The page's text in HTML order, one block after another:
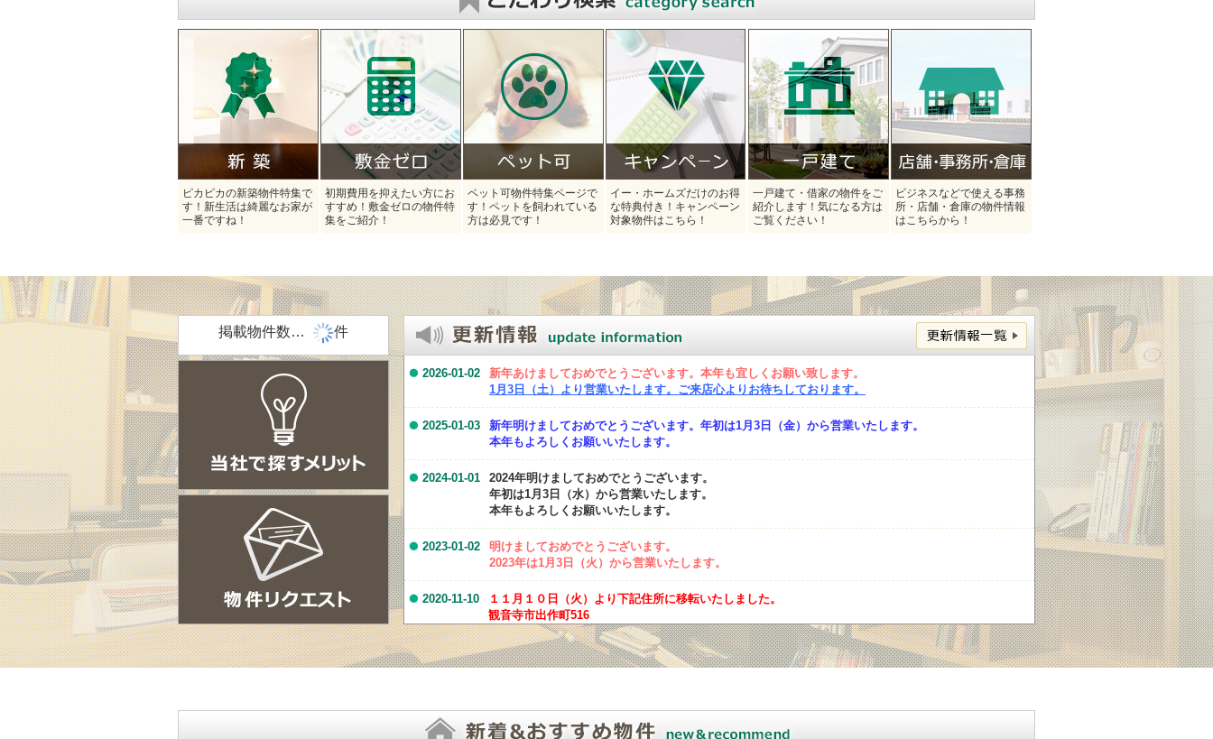
ピカピカの新築物件特集で
す！新生活は綺麗なお家が
一番ですね！
初期費用を抑えたい方にお
すすめ！敷金ゼロの物件特
集をご紹介！
ペット可物件特集ページで
す！ペットを飼われている
方は必見です！
イー・ホームズだけのお得
な特典付き！キャンペーン
対象物件はこちら！
一戸建て・借家の物件をご
紹介します！気になる方は
ご覧ください！
ビジネスなどで使える事務
所・店舗・倉庫の物件情報
はこちらから！
掲載物件数… 件
2026-01-02 新年あけましておめでとうございます。 本年も宜しくお願い致します。
1月3日（土）より営業いたします。ご来店心よりお待ちしております。
2025-01-03
新年明けましておめでとうございます。年初は1月3日（金）から営業いたします。
本年もよろしくお願いいたします。
2024-01-01
2024年明けましておめでとうございます。
年初は1月3日（水）から営業いたします。
本年もよろしくお願いいたします。
2023-01-02
明けましておめでとうございます。
2023年は1月3日（火）から営業いたします。
2020-11-10
１１月１０日（火）より下記住所に移転いたしました。
観音寺市出作町516
ご迷惑をお掛けしますが、よろしくお願いいたします。
2020-01-05 明けましておめでとうございます。本年もよろしくお願いいたします。
詳細はこちらをクリック！！